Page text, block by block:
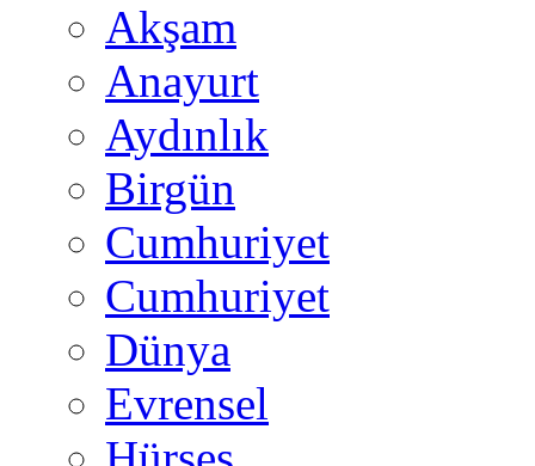
Akşam
Anayurt
Aydınlık
Birgün
Cumhuriyet
Cumhuriyet
Dünya
Evrensel